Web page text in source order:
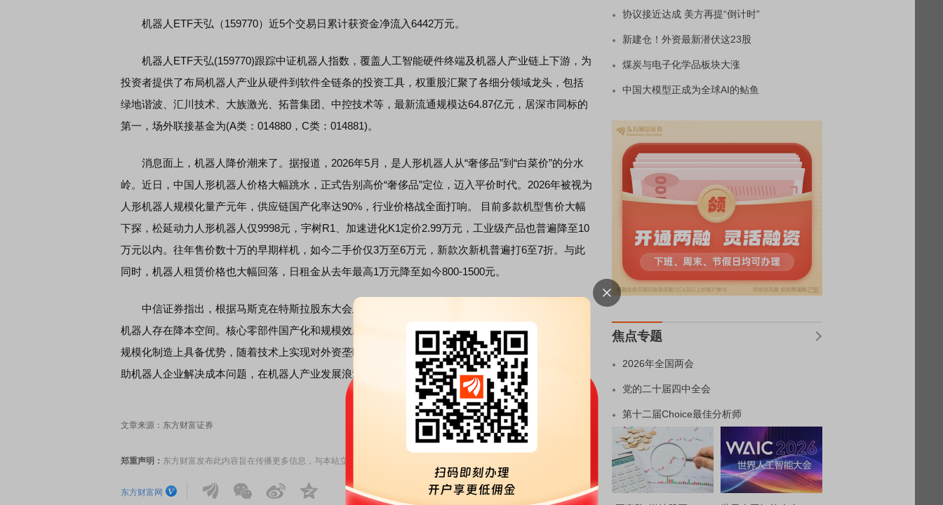
机器人ETF天弘（159770）近5个交易日累计获资金净流入6442万元。
机器人ETF天弘(159770)跟踪中证机器人指数，覆盖人工智能硬件终端及机器人产业链上下游，为
投资者提供了布局机器人产业从硬件到软件全链条的投资工具，权重股汇聚了各细分领域龙头，包括
绿地谐波、汇川技术、大族激光、拓普集团、中控技术等，最新流通规模达64.87亿元，居深市同标的
第一，场外联接基金为(A类：014880，C类：014881)。
消息面上，机器人降价潮来了。据报道，2026年5月，是人形机器人从“奢侈品”到“白菜价”的分水
岭。近日，中国人形机器人价格大幅跳水，正式告别高价“奢侈品”定位，迈入平价时代。2026年被视为
人形机器人规模化量产元年，供应链国产化率达90%，行业价格战全面打响。 目前多款机型售价大幅
下探，松延动力人形机器人仅9998元，宇树R1、加速进化K1定价2.99万元，工业级产品也普遍降至10
万元以内。往年售价数十万的早期样机，如今二手价仅3万至6万元，新款次新机普遍打6至7折。与此
同时，机器人租赁价格也大幅回落，日租金从去年最高1万元降至如今800-1500元。
中信证券指出，根据马斯克在特斯拉股东大会上的指引，机器人未来的售价将低于2万美金，当前
机器人存在降本空间。核心零部件国产化和规模效应是后续主要降本路径。中国供应链完备齐全，在
规模化制造上具备优势，随着技术上实现对外资垄断领域的突破，中国企业凭借制造能力的优势，帮
助机器人企业解决成本问题，在机器人产业发展浪潮中扮演重要角色。
文章来源：东方财富证券
郑重声明： 东方财富发布此内容旨在传播更多信息，与本站立场无关，不构成投资建议。据此操作，风险自担。
东方财富网
协议接近达成 美方再提“倒计时”
新建仓！外资最新潜伏这23股
煤炭与电子化学品板块大涨
中国大模型正成为全球AI的鲇鱼
焦点专题
2026年全国两会
党的二十届四中全会
第十二届Choice最佳分析师